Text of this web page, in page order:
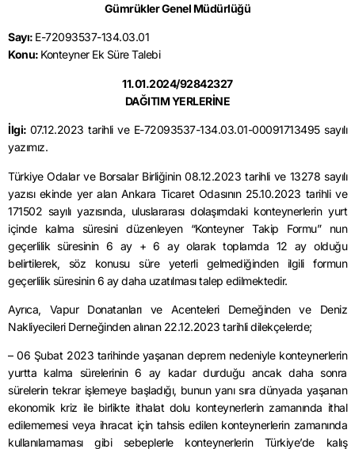
Gümrükler Genel Müdürlüğü
Sayı: E-72093537-134.03.01
Konu: Konteyner Ek Süre Talebi
11.01.2024/92842327
DAĞITIM YERLERİNE
İlgi: 07.12.2023 tarihli ve E-72093537-134.03.01-00091713495 sayılı
yazımız.
Türkiye Odalar ve Borsalar Birliğinin 08.12.2023 tarihli ve 13278 sayılı
yazısı ekinde yer alan Ankara Ticaret Odasının 25.10.2023 tarihli ve
171502 sayılı yazısında, uluslararası dolaşımdaki konteynerlerin yurt
içinde kalma süresini düzenleyen “Konteyner Takip Formu” nun
geçerlilik süresinin 6 ay + 6 ay olarak toplamda 12 ay olduğu
belirtilerek, söz konusu süre yeterli gelmediğinden ilgili formun
geçerlilik süresinin 6 ay daha uzatılması talep edilmektedir.
Ayrıca, Vapur Donatanları ve Acenteleri Derneğinden ve Deniz
Nakliyecileri Derneğinden alınan 22.12.2023 tarihli dilekçelerde;
– 06 Şubat 2023 tarihinde yaşanan deprem nedeniyle konteynerlerin
yurtta kalma sürelerinin 6 ay kadar durduğu ancak daha sonra
sürelerin tekrar işlemeye başladığı, bunun yanı sıra dünyada yaşanan
ekonomik kriz ile birlikte ithalat dolu konteynerlerin zamanında ithal
edilememesi veya ihracat için tahsis edilen konteynerlerin zamanında
kullanılamaması gibi sebeplerle konteynerlerin Türkiye’de kalış